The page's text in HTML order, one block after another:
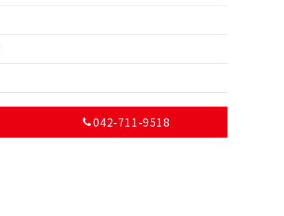
042-711-9518